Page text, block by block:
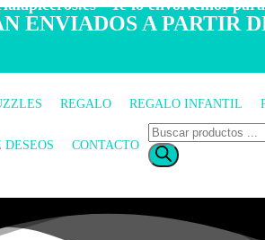
- Te lo envolvemos
ENVIADOS A PARTIR
REGALO REGALO INFANTIL
CONTACTO